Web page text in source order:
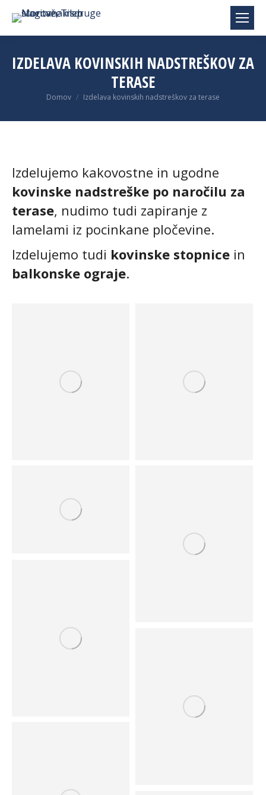
IZDELAVA KOVINSKIH NADSTREŠKOV ZA
TERASE
You are here:
Domov Izdelava kovinskih nadstreškov za terase
Izdelujemo kakovostne in ugodne
kovinske nadstreške po naročilu za
terase, nudimo tudi zapiranje z
lamelami iz pocinkane pločevine.
Izdelujemo tudi kovinske stopnice in
balkonske ograje.